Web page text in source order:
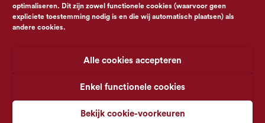
optimaliseren. Dit zijn zowel functionele cookies (waarvoor geen
expliciete toestemming nodig is en die wij automatisch plaatsen) als
andere cookies.
Alle cookies accepteren
Enkel functionele cookies
Bekijk cookie-voorkeuren
© OV Nieuws GD -